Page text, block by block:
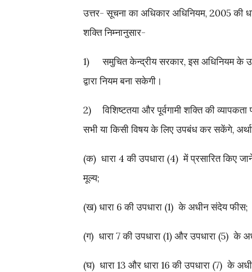
उत्तर- सूचना का अधिकार अधिनियम, 2005 की
शक्ति निम्नानुसार-
1)
समुचित केन्द्रीय सरकार, इस अधिनियम के
द्वारा नियम बना सकेगी।
2)
विशिष्टतया और पूर्वगामी शक्ति की
सभी या किसी विषय के लिए उपबंध कर सकेंगे,
(क) धारा 4 की उपधारा (4) में प्रसारित किए
मूल्य;
(ख) धारा 6 की उपधारा (1) के अधीन संदेय फीस;
(ग) धारा 7 की उपधारा (1) और उपधारा (5) के
(घ) धारा 13 और धारा 16 की उपधारा (7) के